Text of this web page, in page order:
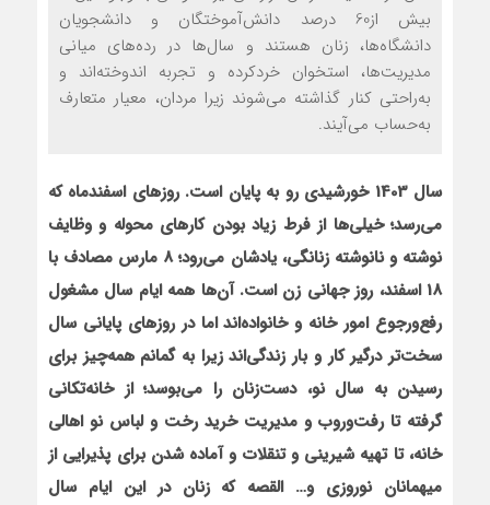
بیش از60 درصد دانش‌آموختگان و دانشجویان
دانشگاه‌ها، زنان هستند و سال‌ها در رده‌های میانی
مدیریت‌ها، استخوان خردکرده و تجربه اندوخته‌اند و
به‌راحتی کنار گذاشته می‌شوند زیرا مردان، معیار متعارف
به‌حساب می‌آیند.
سال 1403 خورشیدی رو به پایان است. روزهای اسفندماه که
می‌رسد؛ خیلی‌ها از فرط زیاد بودن کارهای محوله و وظایف
نوشته و نانوشته زنانگی، یادشان می‌رود؛ 8 مارس مصادف با
18 اسفند، روز جهانی زن است. آن‌ها همه ایام سال مشغول
رفع‌ورجوع امور خانه و خانواده‌اند اما در روزهای پایانی سال
سخت‌تر درگیر کار و بار زندگی‌اند زیرا به گمانم همه‌چیز برای
رسیدن به سال نو، دست‌زنان را می‌بوسد؛ از خانه‌تکانی
گرفته تا رفت‌وروب و مدیریت خرید رخت و لباس نو اهالی
خانه، تا تهیه شیرینی و تنقلات و آماده شدن برای پذیرایی از
میهمانان نوروزی و… القصه که زنان در این ایام سال